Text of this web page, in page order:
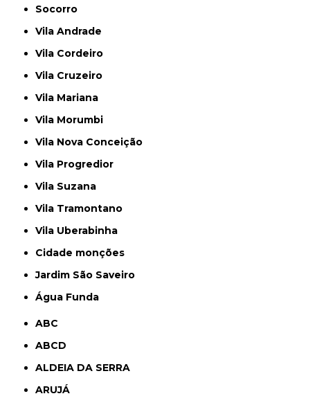
Socorro
Vila Andrade
Vila Cordeiro
Vila Cruzeiro
Vila Mariana
Vila Morumbi
Vila Nova Conceição
Vila Progredior
Vila Suzana
Vila Tramontano
Vila Uberabinha
cidade monções
jardim São Saveiro
Água Funda
ABC
ABCD
ALDEIA DA SERRA
ARUJÁ